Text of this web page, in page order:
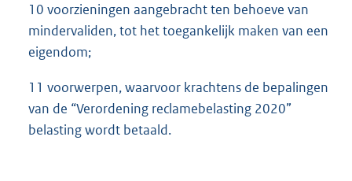
10 voorzieningen aangebracht ten behoeve van
mindervaliden, tot het toegankelijk maken van een
eigendom;
11 voorwerpen, waarvoor krachtens de bepalingen
van de “Verordening reclamebelasting 2020”
belasting wordt betaald.